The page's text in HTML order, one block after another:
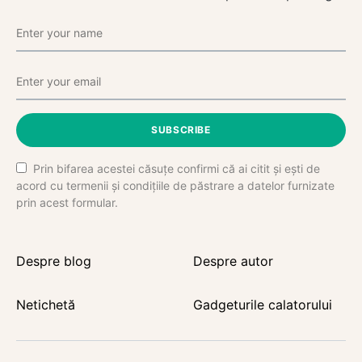
SUBSCRIBE
Prin bifarea acestei căsuțe confirmi că ai citit și ești de
acord cu termenii și condițiile de păstrare a datelor furnizate
prin acest formular.
Despre blog Despre autor
Netichetă Gadgeturile calatorului